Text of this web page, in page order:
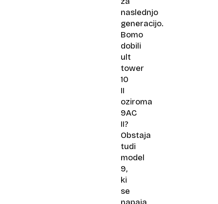
naslednjo
generacijo.
Bomo
dobili
ult
tower
10
II
oziroma
9AC
II?
Obstaja
tudi
model
9,
ki
se